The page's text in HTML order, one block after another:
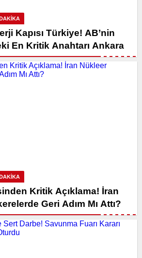
Kapısı Türkiye! AB’nin
En Kritik Anahtarı Ankara
Kritik Açıklama! İran
Geri Adım Mı Attı?